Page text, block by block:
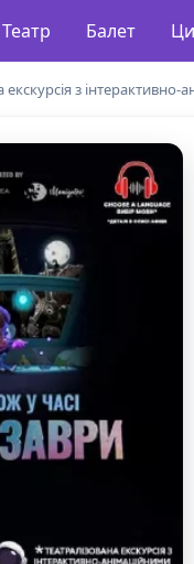
Театр Балет
екскурсія з